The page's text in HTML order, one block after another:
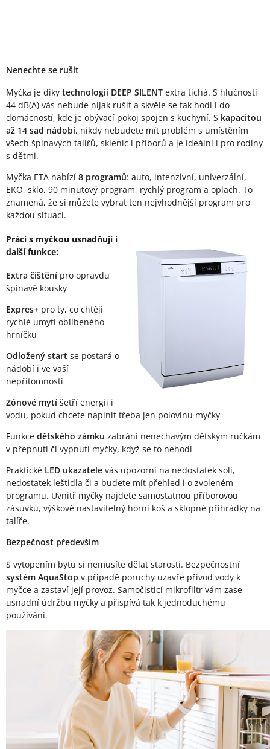
Nenechte se rušit
Myčka je díky technologii DEEP SILENT extra tichá. S hlučností
44 dB(A) vás nebude nijak rušit a skvěle se tak hodí i do
domácností, kde je obývací pokoj spojen s kuchyní. S kapacitou
až 14 sad nádobí, nikdy nebudete mít problém s umístěním
všech špinavých talířů, sklenic i příborů a je ideální i pro rodiny
s dětmi.
Myčka ETA nabízí 8 programů: auto, intenzivní, univerzální,
EKO, sklo, 90 minutový program, rychlý program a oplach. To
znamená, že si můžete vybrat ten nejvhodnější program pro
každou situaci.
Práci s myčkou usnadňují i
další funkce:
Extra čištění pro opravdu
špinavé kousky
Expres+ pro ty, co chtějí
rychlé umytí oblíbeného
hrníčku
Odložený start se postará o
nádobí i ve vaší
nepřítomnosti
Zónové mytí šetří energii i
vodu, pokud chcete naplnit třeba jen polovinu myčky
Funkce dětského zámku zabrání nenechavým dětským ručkám
v přepnutí či vypnutí myčky, když se to nehodí
Praktické LED ukazatele vás upozorní na nedostatek soli,
nedostatek leštidla či a budete mít přehled i o zvoleném
programu. Uvnitř myčky najdete samostatnou příborovou
zásuvku, výškově nastavitelný horní koš a sklopné přihrádky na
talíře.
Bezpečnost především
S vytopením bytu si nemusíte dělat starosti. Bezpečnostní
systém AquaStop v případě poruchy uzavře přívod vody k
myčce a zastaví její provoz. Samočisticí mikrofiltr vám zase
usnadní údržbu myčky a přispívá tak k jednoduchému
používání.